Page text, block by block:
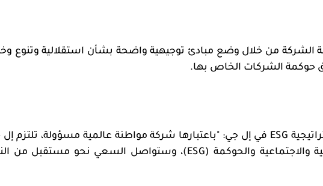
من خلال وضع مبادئ توجيهية واضحة بشأن استقلالية وتنوع
حوكمة الشركات الخاص بها.
ESG في إل جي: "باعتبارها شركة مواطنة عالمية مسؤولة، تلتزم
والاجتماعية والحوكمة (ESG)، وستواصل السعي نحو مستقبل من